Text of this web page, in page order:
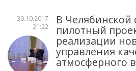
30.10.2017
21:22
В Челябинской
пилотный
реализации
управления
атмосферного